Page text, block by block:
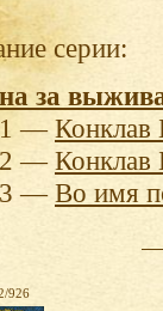
серии:
за
1 —Конклав
2 —Конклав
3 —Во имя
926